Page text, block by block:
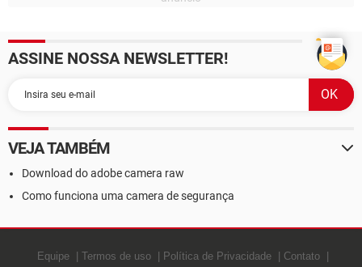
ASSINE NOSSA NEWSLETTER!
VEJA TAMBÉM
Download do adobe camera raw
Como funciona uma camera de segurança
Equipe Termos de uso Política de Privacidade Contato